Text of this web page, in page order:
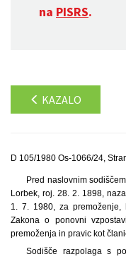
na PISRS.
KAZALO
D 105/1980 Os-1066/24,
Pred naslovnim
Lorbek, roj. 28. 2. 1898,
1. 7. 1980, za
Zakona o ponovni
premoženja in pravic kot
Sodišče razpolaga s